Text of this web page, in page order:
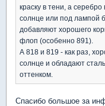
краску в тени, а
солнце или под лампой
добавляют хорошего
флоп (особенно 891).
А 818 и 819 - как раз,
солнце и обладают
оттенком.
Спасибо большое за